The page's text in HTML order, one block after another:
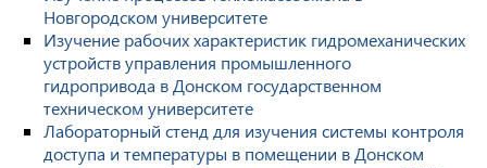
Новгородском университете
Изучение рабочих характеристик гидромеханических
устройств управления промышленного
гидропривода в Донском государственном
техническом университете
Лабораторный стенд для изучения системы контроля
доступа и температуры в помещении в Донском